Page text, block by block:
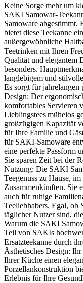
Keine Sorge mehr um
SAKI Samowar-
Samoware abgestimmt.
bietet diese Teekanne
außergewöhnliche
Teetrinken mit Ihren
Qualität und elegantem
besonders.
langlebigem und
Es sorgt für jahrelangen
Design: Der
komfortables Servieren
Lieblingstees mühelos
großzügigen Kapazität
für Ihre Familie und
für SAKI-Samoware
eine perfekte Passform
Sie sparen Zeit bei der
Nutzung: Die SAKI
Teegenuss zu Hause,
Zusammenkünften. Sie
auch für ruhige
Teeliebhabers. Egal, ob
täglicher Nutzer sind,
Warum die SAKI
Teil von SAKIs
Ersatzteekanne durch
Ästhetisches Design:
Ihrer Küche einen
Porzellankonstruktion
Erlebnis für Ihre